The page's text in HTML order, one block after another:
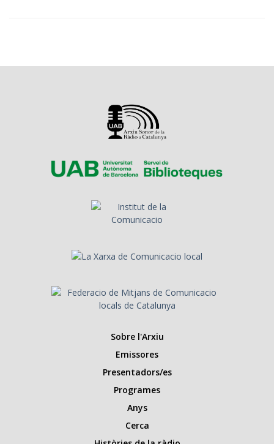
Sobre l'Arxiu
Emissores
Presentadors/es
Programes
Anys
Cerca